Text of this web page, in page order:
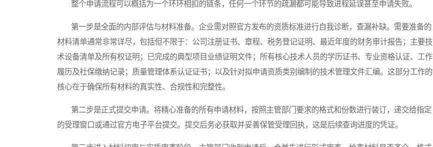
整个申请流程可以概括为一个环环相扣的链条，任何一个环节的疏漏都可能导致进程延误甚至申请失败。
第一步是全面的内部评估与材料准备。企业需对照官方发布的资质标准进行自我诊断，查漏补缺。需要准备的
材料清单通常非常详尽，包括但不限于：公司注册证书、章程、税务登记证明、最近年度的财务审计报告；主要技
术设备清单及所有权证明；已完成的典型项目业绩证明文件；所有核心技术人员的学历证书、专业资格认证、工作
履历及社保缴纳记录；质量管理体系认证证书；以及针对拟申请资质类别编制的技术管理文件汇编。这部分工作的
核心在于确保所有材料的真实性、合规性和完整性。
第二步是正式提交申请。将精心准备的所有申请材料，按照主管部门要求的格式和份数进行装订，递交给指定
的受理窗口或通过官方电子平台提交。提交后务必获取并妥善保管受理回执，这是后续查询进度的凭证。